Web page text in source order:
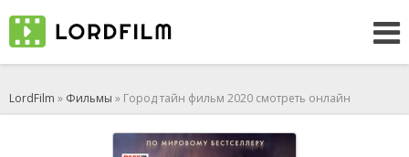
LordFilm » Фильмы » Город тайн фильм 2020 смотреть онлайн